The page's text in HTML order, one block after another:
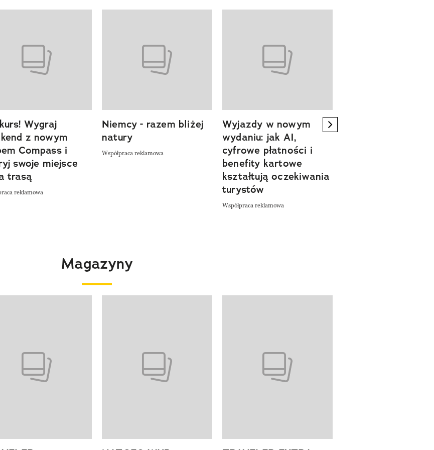
Wygraj
z nowym
Compass i
swoje miejsce
trasą
reklamowa
Niemcy - razem bliżej
natury
Współpraca reklamowa
Wyjazdy w nowym
wydaniu: jak AI,
cyfrowe płatności i
benefity kartowe
kształtują oczekiwania
turystów
Współpraca reklamowa
next element
Magazyny